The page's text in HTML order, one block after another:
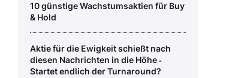
10 günstige Wachstumsaktien für Buy
& Hold
Aktie für die Ewigkeit schießt nach
diesen Nachrichten in die Höhe ‑
Startet endlich der Turnaround?